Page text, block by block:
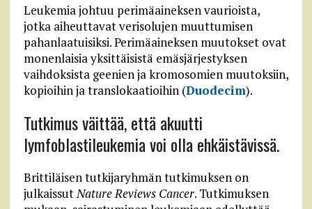
Leukemia johtuu perimäaineksen vaurioista,
jotka aiheuttavat verisolujen muuttumisen
pahanlaatuisiksi. Perimäaineksen muutokset ovat
monenlaisia yksittäisistä emäsjärjestyksen
vaihdoksista geenien ja kromosomien muutoksiin,
kopioihin ja translokaatioihin (Duodecim).
Tutkimus väittää, että akuutti
lymfoblastileukemia voi olla ehkäistävissä.
Brittiläisen tutkijaryhmän tutkimuksen on
julkaissutNature Reviews Cancer. Tutkimuksen